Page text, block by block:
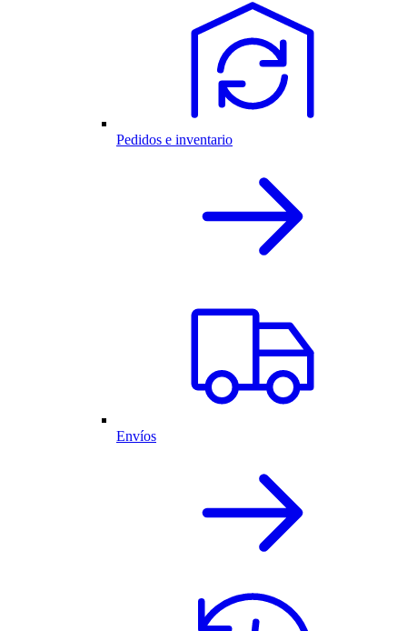
Pedidos e inventario
Envíos